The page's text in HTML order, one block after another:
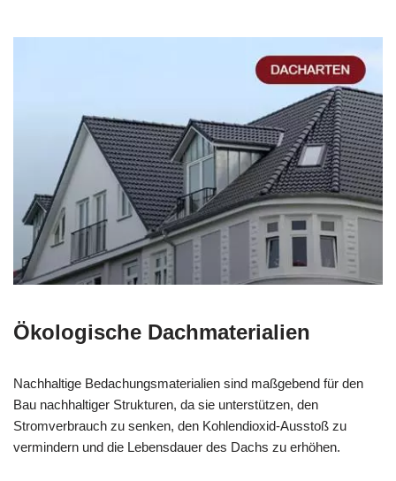
Ökologische Dachmaterialien
Nachhaltige Bedachungsmaterialien sind maßgebend für den
Bau nachhaltiger Strukturen, da sie unterstützen, den
Stromverbrauch zu senken, den Kohlendioxid-Ausstoß zu
vermindern und die Lebensdauer des Dachs zu erhöhen.